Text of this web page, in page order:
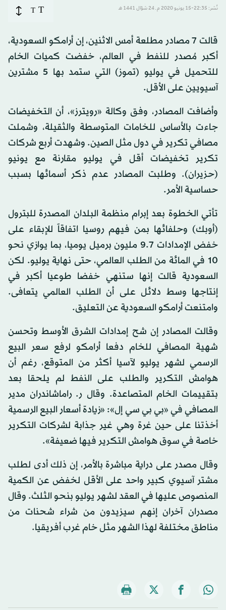
نُشر: 22:35-15 يونيو 2020 م ـ 24 شوّال 1441 هـ T
T
قالت 7 مصادر مطلعة أمس الاثنين، إن أرامكو السعودية،
أكبر مُصدر للنفط في العالم، خفضت كميات الخام
للتحميل في يوليو (تموز) التي ستمد بها 5 مشترين
آسيويين على الأقل.
وأضافت المصادر، وفق وكالة «رويترز»، أن التخفيضات
جاءت بالأساس للخامات المتوسطة والثقيلة، وشملت
مصافي تكرير في دول مثل الصين. وشهدت أربع شركات
تكرير تخفيضات أقل في يوليو مقارنة مع يونيو
(حزيران). وطلبت المصادر عدم ذكر أسمائها بسبب
حساسية الأمر.
تأتي الخطوة بعد إبرام منظمة البلدان المصدرة للبترول
(أوبك) وحلفائها بمن فيهم روسيا اتفاقاً للإبقاء على
خفض الإمدادات 9.7 مليون برميل يوميا، بما يوازي نحو
10 في المائة من الطلب العالمي، حتى نهاية يوليو. لكن
السعودية قالت إنها ستنهي خفضا طوعيا أكبر في
إنتاجها وسط دلائل على أن الطلب العالمي يتعافى.
وامتنعت أرامكو السعودية عن التعليق.
وقالت المصادر إن شح إمدادات الشرق الأوسط وتحسن
شهية المصافي للخام دفعا أرامكو لرفع سعر البيع
الرسمي لشهر يوليو لآسيا أكثر من المتوقع، رغم أن
هوامش التكرير والطلب على النفط لم يلحقا بعد
بتقييمات الخام المتصاعدة. وقال ر. راماشاندران مدير
المصافي في «بي بي سي إل»: «زيادة أسعار البيع الرسمية
أخذتنا على حين غرة وهي غير جذابة لشركات التكرير
خاصة في سوق هوامش التكرير فيها ضعيفة».
وقال مصدر على دراية مباشرة بالأمر، إن ذلك أدى لطلب
مشتر آسيوي كبير واحد على الأقل لخفض عن الكمية
المنصوص عليها في العقد لشهر يوليو بنحو الثلث. وقال
مصدران آخران إنهم سيزيدون من شراء شحنات من
مناطق مختلفة لهذا الشهر مثل خام غرب أفريقيا.